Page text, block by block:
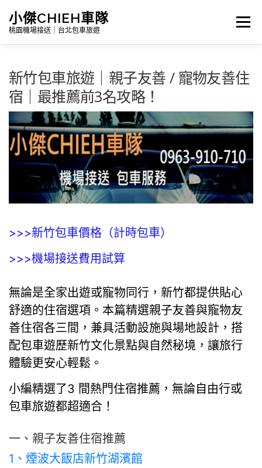
至
主
內
容
小傑CHIEH車隊
桃園機場接送｜台北包車旅遊
選單
Search
首頁 公告訊息｜最新消息
詳細報價|包車及機場接送
新竹包車旅遊｜親子友善 / 寵物友善住
宿｜最推薦前3名攻略！
>>>新竹包車價格（計時包車）
>>>機場接送費用試算
無論是全家出遊或寵物同行，新竹都提供貼心
舒適的住宿選項。本篇精選親子友善與寵物友
善住宿各三間，兼具活動設施與場地設計，搭
配包車遊歷新竹文化景點與自然秘境，讓旅行
體驗更安心輕鬆。
小編精選了3 間熱門住宿推薦，無論自由行或
包車旅遊都超適合！
一、親子友善住宿推薦
1、 煙波大飯店新竹湖濱館